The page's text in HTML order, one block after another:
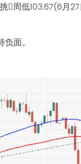
周低103.67(6月
面。